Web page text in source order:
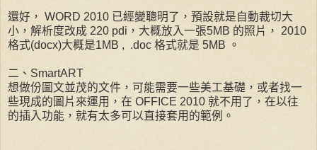
還好， WORD 2010 已經變聰明了，預設就是自動裁切大
小，解析度改成 220 pdi，大概放入一張5MB 的照片， 2010
格式(docx)大概是1MB , .doc 格式就是 5MB 。
二、SmartART
想做份圖文並茂的文件，可能需要一些美工基礎，或者找一
些現成的圖片來運用，在 OFFICE 2010 就不用了，在以往
的插入功能，就有太多可以直接套用的範例。